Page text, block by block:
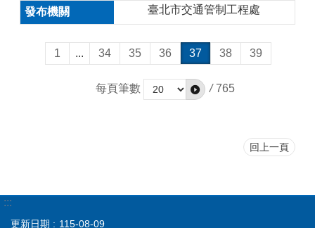
臺北市交通管制工程處
1 ... 34 35 36 37 38 39
每頁筆數 / 765
回上一頁
:::
更新日期 115-08-09